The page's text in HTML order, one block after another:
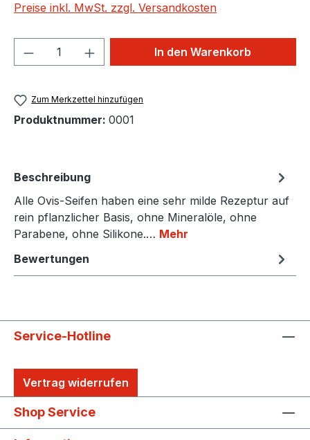
Preise inkl. MwSt. zzgl. Versandkosten
Produkt Anzahl: Gib denIn den Warenkorb
Zum Merkzettel hinzufügen
Produktnummer: 0001
Beschreibung
Alle Ovis-Seifen haben eine sehr milde Rezeptur auf
rein pflanzlicher Basis, ohne Mineralöle, ohne
Parabene, ohne Silikone.… Mehr
Bewertungen
Service-Hotline
Vertrag widerrufen
Shop Service